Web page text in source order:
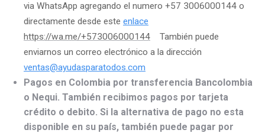
via WhatsApp agregando el numero +57 3006000144 o
directamente desde este enlace
https://wa.me/+573006000144 También puede
enviarnos un correo electrónico a la dirección
ventas@ayudasparatodos.com
Pagos en Colombia por transferencia Bancolombia
o Nequi. También recibimos pagos por tarjeta
crédito o debito. Si la alternativa de pago no esta
disponible en su país, también puede pagar por